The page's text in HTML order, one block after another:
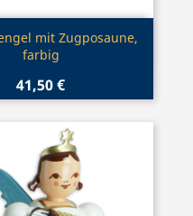
Vorschau
mit Zugposaune,
farbig
41,50 €